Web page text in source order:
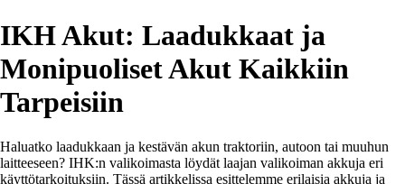
IKH Akut: Laadukkaat ja
Monipuoliset Akut Kaikkiin
Tarpeisiin
Haluatko laadukkaan ja kestävän akun traktoriin, autoon tai muuhun
laitteeseen? IHK:n valikoimasta löydät laajan valikoiman akkuja eri
käyttötarkoituksiin. Tässä artikkelissa esittelemme erilaisia akkuja ja